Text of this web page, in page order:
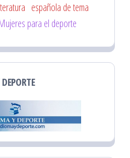
española de tema
para el deporte